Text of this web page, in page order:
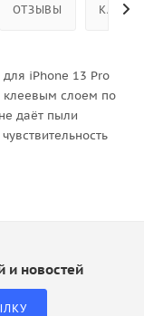
ОТЗЫВЫ КАК
iPhone 13 Pro
клеевым слоем по
даёт пыли
и новостей